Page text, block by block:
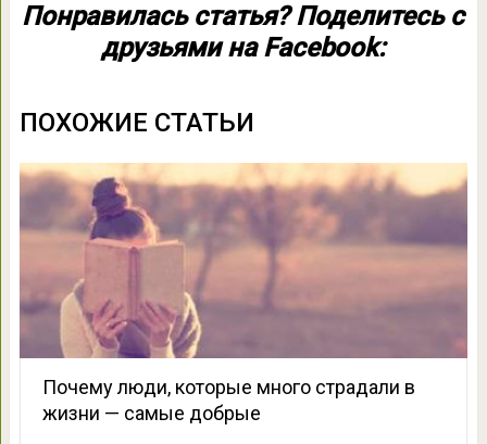
Понравилась статья? Поделитесь с
друзьями на Facebook:
ПОХОЖИЕ СТАТЬИ
Почему люди, которые много страдали в
жизни — самые добрые